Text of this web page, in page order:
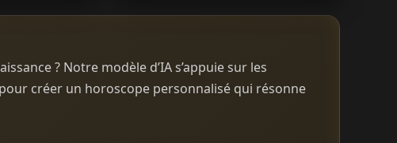
? Notre modèle d’IA s’appuie sur les
créer un horoscope personnalisé qui résonne